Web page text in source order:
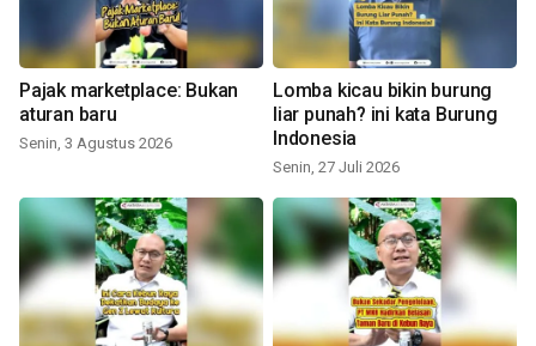
Pajak marketplace: Bukan
aturan baru
Senin, 3 Agustus 2026
Lomba kicau bikin burung
liar punah? ini kata Burung
Indonesia
Senin, 27 Juli 2026